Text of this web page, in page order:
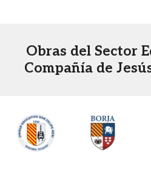
Obras del Sector
Compañía de